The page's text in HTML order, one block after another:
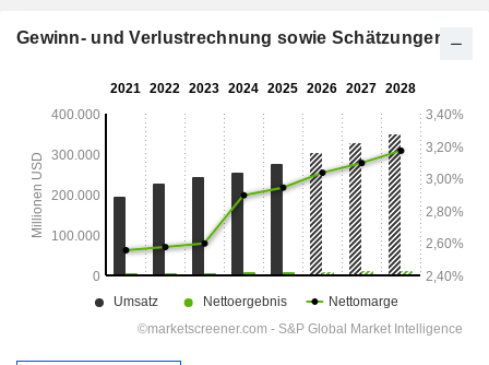
Gewinn- und Verlustrechnung sowie Schätzungen